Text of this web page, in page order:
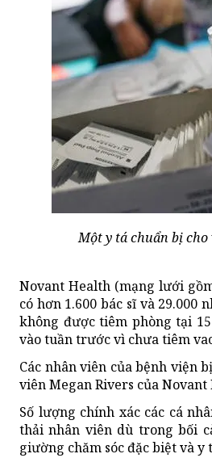
Một y tá chuẩn bị cho
Novant Health (mạng lưới
có hơn 1.600 bác sĩ và
không được tiêm phòng tại
vào tuần trước vì chưa tiêm
Các nhân viên của bệnh viện
viên Megan Rivers của
Số lượng chính xác các cá
thải nhân viên dù trong bối
giường chăm sóc đặc biệt và